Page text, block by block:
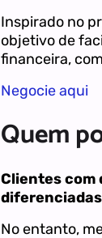
Inspirado no
objetivo de
financeira,
Negocie aqui
Quem
Clientes com
No entanto,